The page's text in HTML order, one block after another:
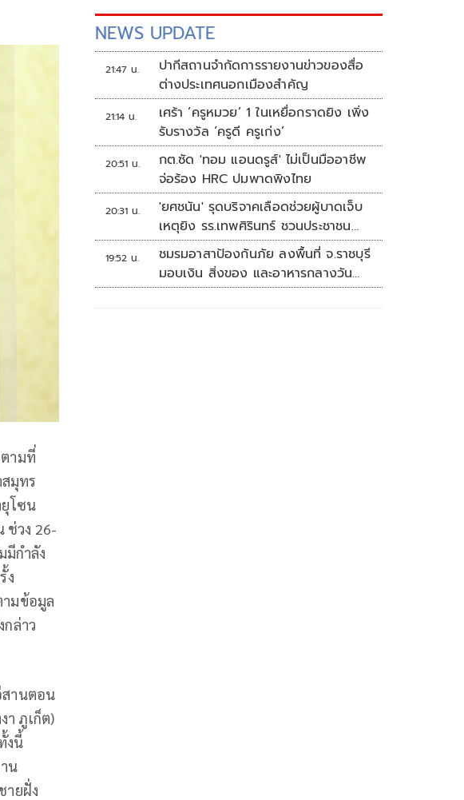
ามที่
มุทร
โซน
ช่วง 26-
มีกำลัง
ง
มข้อมูล
ล่าว
สานตอน
ภูเก็ต)
งนี้
น
ายฝั่ง
NEWS UPDATE
21:47 น.
ปากีสถานจำกัดการรายงานข่าวของสื่อ
ต่างประเทศนอกเมืองสำคัญ
21:14 น.
เศร้า ‘ครูหมวย’ 1 ในเหยื่อกราดยิง เพิ่ง
รับรางวัล ‘ครูดี ครูเก่ง’
20:51 น.
กต.ซัด 'ทอม แอนดรูส์' ไม่เป็นมืออาชีพ
จ่อร้อง HRC ปมพาดพิงไทย
20:31 น.
'ยศชนัน' รุดบริจาคเลือดช่วยผู้บาดเจ็บ
เหตุยิง รร.เทพศิรินทร์ ชวนประชาชน
ร่วมบริจาค
19:52 น.
ชมรมอาสาป้องกันภัย ลงพื้นที่ จ.ราชบุรี
มอบเงิน สิ่งของ และอาหารกลางวัน
แก่โรงเรียนบ้านหนองน้ำใส